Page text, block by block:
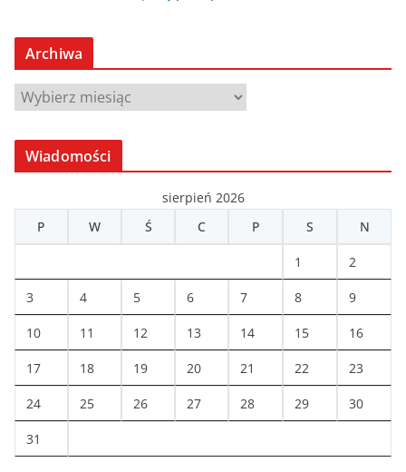
Archiwa
A
r
c
w
Wiadomości
sierpień 2026
P
W Ś C P S N
1 2
3 4 5 6 7 8 9
10 11 12 13 14 15 16
17 18 19 20 21 22 23
24 25 26 27 28 29 30
31